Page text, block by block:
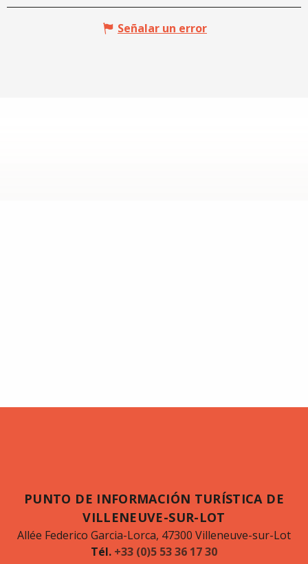
Señalar un error
PUNTO DE INFORMACIÓN TURÍSTICA DE
VILLENEUVE-SUR-LOT
Allée Federico Garcia-Lorca, 47300 Villeneuve-sur-Lot
Tél. +33 (0)5 53 36 17 30